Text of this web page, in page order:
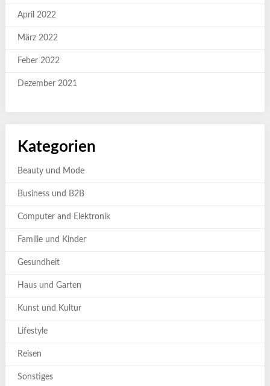
April 2022
März 2022
Feber 2022
Dezember 2021
Kategorien
Beauty und Mode
Business und B2B
Computer and Elektronik
Familie und Kinder
Gesundheit
Haus und Garten
Kunst und Kultur
Lifestyle
Reisen
Sonstiges